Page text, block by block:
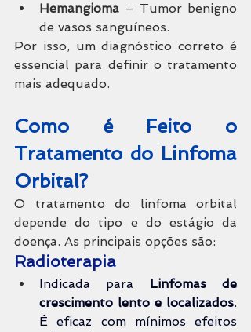
Hemangioma – Tumor benigno
de vasos sanguíneos.
Por isso, um diagnóstico correto é
essencial para definir o tratamento
mais adequado.
Como é Feito o
Tratamento do Linfoma
Orbital?
O tratamento do linfoma orbital
depende do tipo e do estágio da
doença. As principais opções são:
Radioterapia
Indicada para Linfomas de
crescimento lento e localizados.
É eficaz com mínimos efeitos